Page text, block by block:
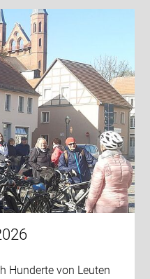
Hunderte von Leuten